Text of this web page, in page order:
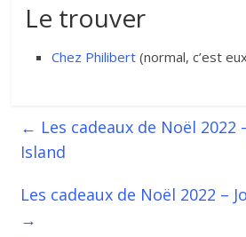
Le trouver
Chez Philibert (normal, c’est
← Les cadeaux de Noël 2022
Island
Les cadeaux de Noël 2022 –
→